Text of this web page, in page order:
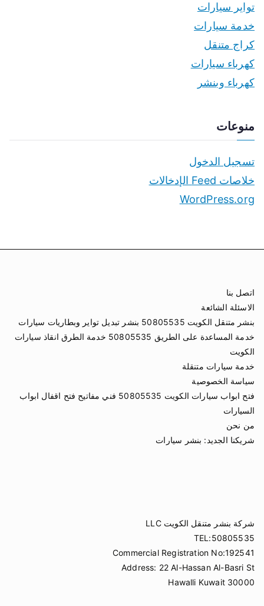
تواير سيارات
خدمة سيارات
كراج متنقل
كهرباء سيارات
كهرباء وبنشر
منوعات
تسجيل الدخول
خلاصات Feed الإدخالات
WordPress.org
اتصل بنا
الاسئلة الشائعة
بنشر متنقل الكويت 50805535 بنشر تبديل تواير وبطاريات سيارات
خدمة المساعدة على الطريق 50805535 خدمة الطرق انقاذ سيارات
الكويت
خدمة سيارات متنقلة
سياسة الخصوصية
فتح ابواب سيارات الكويت 50805535 فني مفاتيح فتح اقفال ابواب
السيارات
من نحن
شريكنا الجديد: بنشر سيارات
شركة بنشر متنقل الكويت LLC
TEL:50805535
Commercial Registration No:192541
Address: 22 Al-Hassan Al-Basri St
Hawalli Kuwait 30000